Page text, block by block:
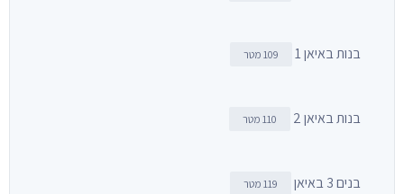
בנות באיאן 1 109 מטר
בנות באיאן 2 110 מטר
בנים 3 באיאן 119 מטר